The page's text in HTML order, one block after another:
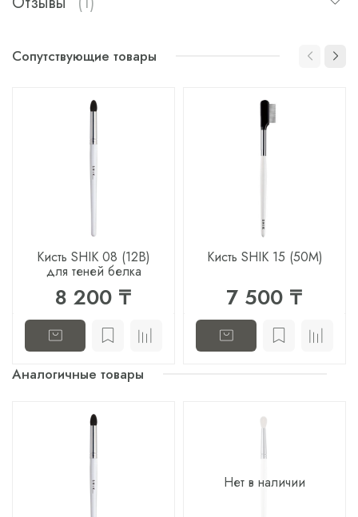
Сопутствующие товары
Кисть SHIK 08 (12B)
для теней белка
8 200 ₸
Кисть SHIK 15 (50M)
7 500 ₸
Аналогичные товары
Нет в наличии